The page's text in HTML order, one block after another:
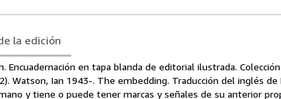
la edición
Encuadernación en tapa blanda de editorial ilustrada.
Watson, Ian 1943-. The embedding. Traducción del inglés de
y tiene o puede tener marcas y señales de su anterior